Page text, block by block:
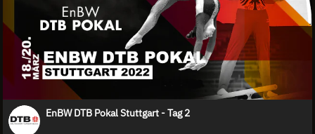
EnBW DTB Pokal Stuttgart - Tag 2